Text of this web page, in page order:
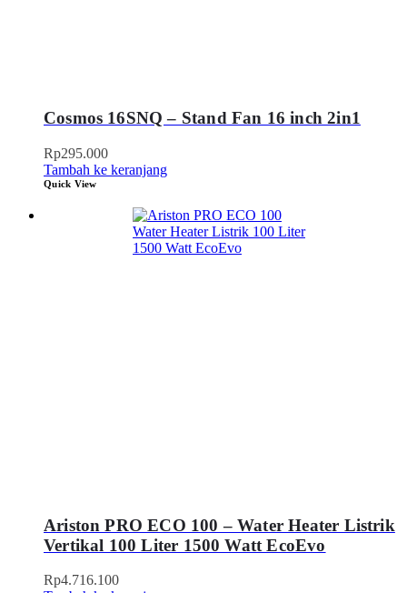
Cosmos 16SNQ – Stand Fan 16 inch 2in1
Rp295.000
Tambah ke keranjang
Quick View
Ariston PRO ECO 100 – Water Heater Listrik
Vertikal 100 Liter 1500 Watt EcoEvo
Rp4.716.100